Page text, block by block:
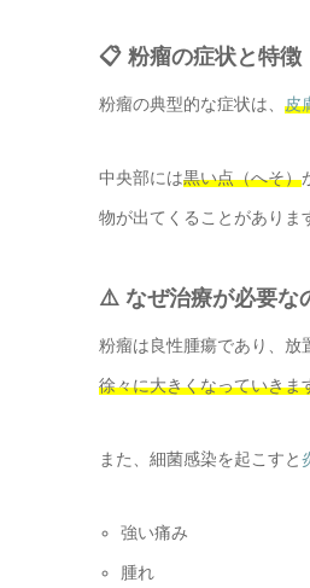
📋 粉瘤の症状と特徴
粉瘤の典型的な症状は、 皮
中央部には黒い点（へそ）
物が出てくることがありま
⚠️ なぜ治療が必要な
粉瘤は良性腫瘍であり、放
徐々に大きくなっていきま
また、細菌感染を起こすと
強い痛み
腫れ